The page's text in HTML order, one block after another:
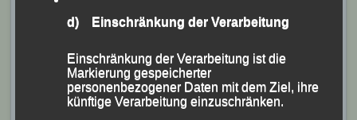
(KS.) Ganz im Zeichen der Leichtathletik und des
Thingplatz, wo bei trockenem Herbstwetter und
angenehmen Temperaturen die dritte Ausgabe des
„DJK-Crosslaufes“ unter dem DJK-Motto „Sport um der
d) Einschränkung der Verarbeitung
Einschränkung der Verarbeitung ist die
Markierung gespeicherter
personenbezogener Daten mit dem Ziel, ihre
künftige Verarbeitung einzuschränken.